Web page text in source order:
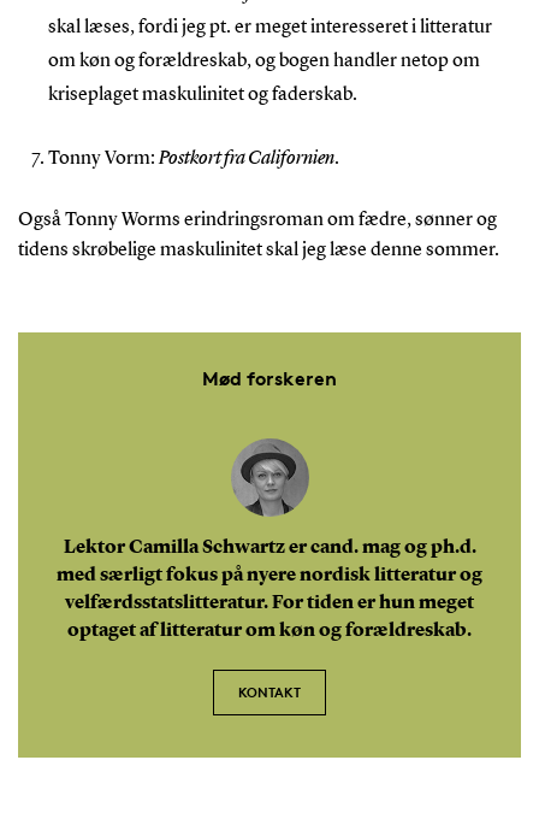
skal læses, fordi jeg pt. er meget interesseret i litteratur
om køn og forældreskab, og bogen handler netop om
kriseplaget maskulinitet og faderskab.
Tonny Vorm:Postkort fra Californien.
Også Tonny Worms erindringsroman om fædre, sønner og
tidens skrøbelige maskulinitet skal jeg læse denne sommer.
Mød forskeren
Lektor Camilla Schwartz er cand. mag og ph.d.
med særligt fokus på nyere nordisk litteratur og
velfærdsstatslitteratur. For tiden er hun meget
optaget af litteratur om køn og forældreskab.
KONTAKT